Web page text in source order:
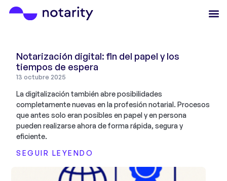
Notarización digital: fin del papel y los
tiempos de espera
13 octubre 2025
La digitalización también abre posibilidades
completamente nuevas en la profesión notarial. Procesos
que antes solo eran posibles en papel y en persona
pueden realizarse ahora de forma rápida, segura y
eficiente.
SEGUIR LEYENDO